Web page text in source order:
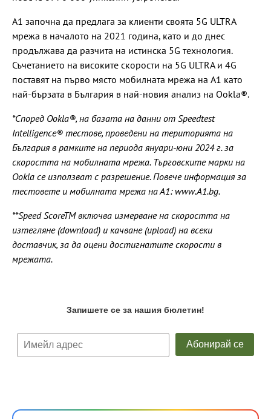
А1 започна да предлага за клиенти своята 5G ULTRA
мрежа в началото на 2021 година, като и до днес
продължава да разчита на истинска 5G технология.
Съчетанието на високите скорости на 5G ULTRA и 4G
поставят на първо място мобилната мрежа на A1 като
най-бързата в България в най-новия анализ на Ookla®.
*Според Ookla®, на базата на данни от Speedtest
Intelligence® тестове, проведени на територията на
България в рамките на периода януари-юни 2024 г. за
скоростта на мобилната мрежа. Търговските марки на
Ookla се използват с разрешение. Повече информация за
тестовете и мобилната мрежа на А1: www.А1.bg.
**Speed ScoreTM включва измерване на скоростта на
изтегляне (download) и качване (upload) на всеки
доставчик, за да оцени достигнатите скорости в
мрежата.